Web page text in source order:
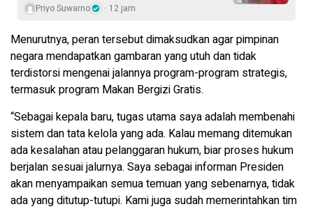
Priyo Suwarno 12 jam
Menurutnya, peran tersebut dimaksudkan agar pimpinan
negara mendapatkan gambaran yang utuh dan tidak
terdistorsi mengenai jalannya program-program strategis,
termasuk program Makan Bergizi Gratis.
“Sebagai kepala baru, tugas utama saya adalah membenahi
sistem dan tata kelola yang ada. Kalau memang ditemukan
ada kesalahan atau pelanggaran hukum, biar proses hukum
berjalan sesuai jalurnya. Saya sebagai informan Presiden
akan menyampaikan semua temuan yang sebenarnya, tidak
ada yang ditutup-tutupi. Kami juga sudah memerintahkan tim